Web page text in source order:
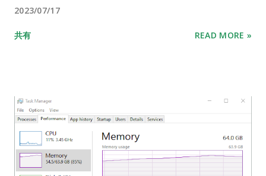
2023/07/17
共有 READ MORE »